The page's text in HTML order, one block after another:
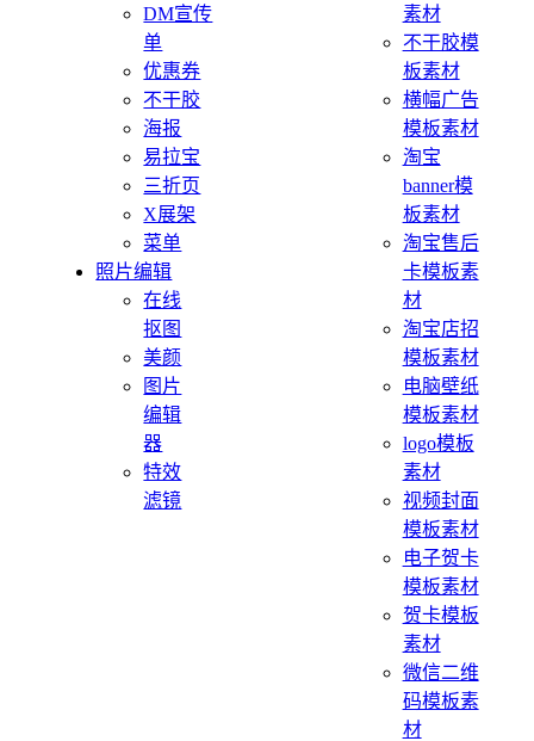
DM宣传
单
优惠券
不干胶
海报
易拉宝
三折页
X展架
菜单
照片编辑
在线
抠图
美颜
图片
编辑
器
特效
滤镜
素材
不干胶模
板素材
横幅广告
模板素材
淘宝
banner模
板素材
淘宝售后
卡模板素
材
淘宝店招
模板素材
电脑壁纸
模板素材
logo模板
素材
视频封面
模板素材
电子贺卡
模板素材
贺卡模板
素材
微信二维
码模板素
材